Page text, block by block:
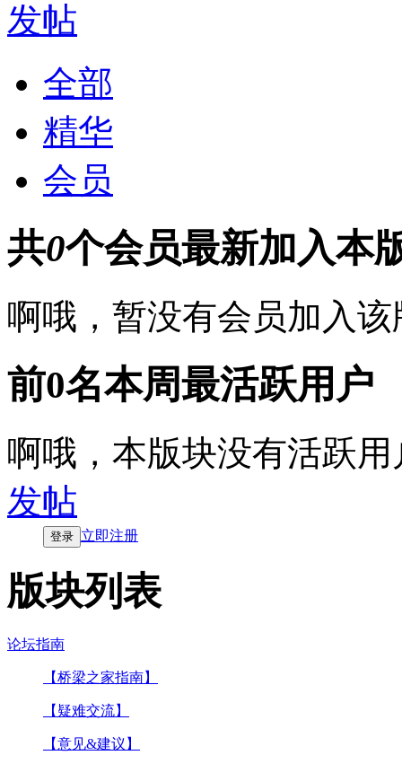
发帖
全部
精华
会员
共0个会员最新加入本
啊哦，暂没有会员加入
前0名本周最活跃用户
啊哦，本版块没有活跃用
发帖
登录 立即注册
版块列表
论坛指南
【桥梁之家指南】
【疑难交流】
【意见&建议】